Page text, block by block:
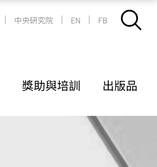
| 中央研究院 | EN | FB
獎助與培訓 出版品